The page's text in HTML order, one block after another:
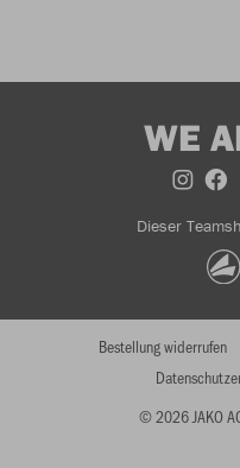
WE
Dieser
© 2026 JAKO
Bestellung widerrufen